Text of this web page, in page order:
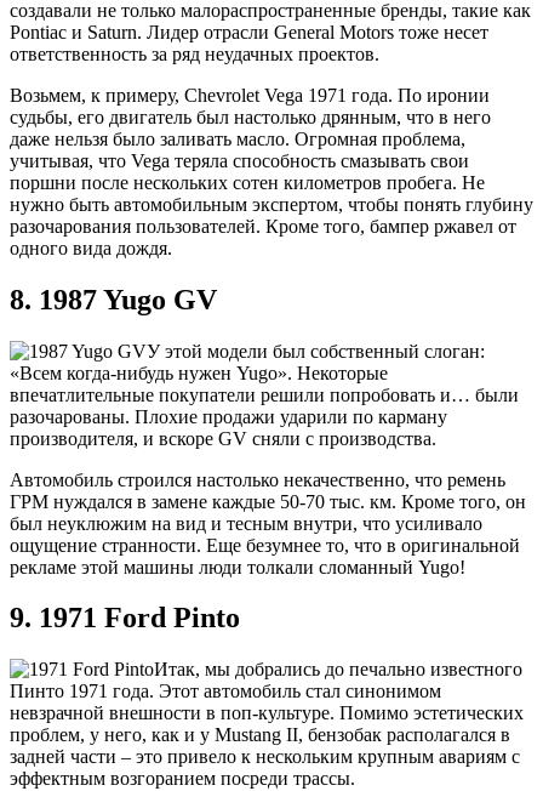
создавали не только малораспространенные бренды, такие как
Pontiac и Saturn. Лидер отрасли General Motors тоже несет
ответственность за ряд неудачных проектов.
Возьмем, к примеру, Chevrolet Vega 1971 года. По иронии
судьбы, его двигатель был настолько дрянным, что в него
даже нельзя было заливать масло. Огромная проблема,
учитывая, что Vega теряла способность смазывать свои
поршни после нескольких сотен километров пробега. Не
нужно быть автомобильным экспертом, чтобы понять глубину
разочарования пользователей. Кроме того, бампер ржавел от
одного вида дождя.
8. 1987 Yugo GV
У этой модели был собственный слоган:
«Всем когда-нибудь нужен Yugo». Некоторые
впечатлительные покупатели решили попробовать и… были
разочарованы. Плохие продажи ударили по карману
производителя, и вскоре GV сняли с производства.
Автомобиль строился настолько некачественно, что ремень
ГРМ нуждался в замене каждые 50-70 тыс. км. Кроме того, он
был неуклюжим на вид и тесным внутри, что усиливало
ощущение странности. Еще безумнее то, что в оригинальной
рекламе этой машины люди толкали сломанный Yugo!
9. 1971 Ford Pinto
Итак, мы добрались до печально известного
Пинто 1971 года. Этот автомобиль стал синонимом
невзрачной внешности в поп-культуре. Помимо эстетических
проблем, у него, как и у Mustang II, бензобак располагался в
задней части – это привело к нескольким крупным авариям с
эффектным возгоранием посреди трассы.